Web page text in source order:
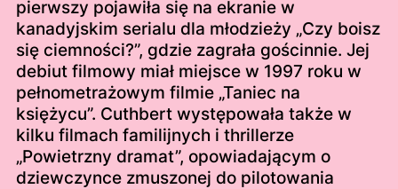
pierwszy pojawiła się na ekranie w
kanadyjskim serialu dla młodzieży „Czy boisz
się ciemności?”, gdzie zagrała gościnnie. Jej
debiut filmowy miał miejsce w 1997 roku w
pełnometrażowym filmie „Taniec na
księżycu”. Cuthbert występowała także w
kilku filmach familijnych i thrillerze
„Powietrzny dramat”, opowiadającym o
dziewczynce zmuszonej do pilotowania